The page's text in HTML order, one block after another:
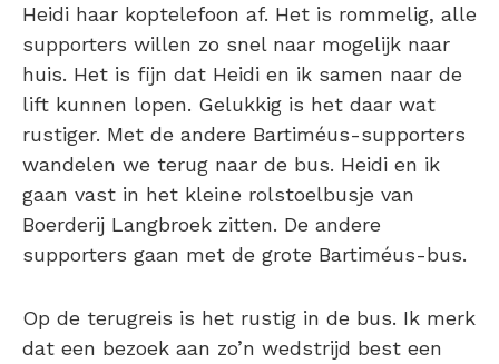
Heidi haar koptelefoon af. Het is rommelig, alle
supporters willen zo snel naar mogelijk naar
huis. Het is fijn dat Heidi en ik samen naar de
lift kunnen lopen. Gelukkig is het daar wat
rustiger. Met de andere Bartiméus-supporters
wandelen we terug naar de bus. Heidi en ik
gaan vast in het kleine rolstoelbusje van
Boerderij Langbroek zitten. De andere
supporters gaan met de grote Bartiméus-bus.
Op de terugreis is het rustig in de bus. Ik merk
dat een bezoek aan zo’n wedstrijd best een